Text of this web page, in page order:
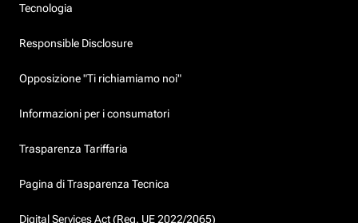
Tecnologia
Responsible Disclosure
Opposizione "Ti richiamiamo noi"
Informazioni per i consumatori
Trasparenza Tariffaria
Pagina di Trasparenza Tecnica
Digital Services Act (Reg. UE 2022/2065)